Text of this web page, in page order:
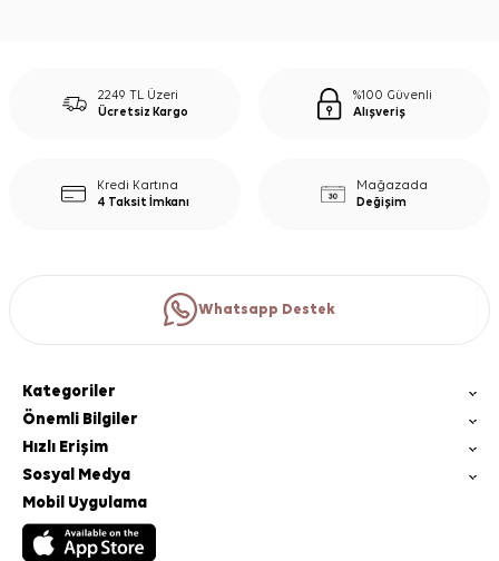
2249 TL Üzeri
Ücretsiz Kargo
%100 Güvenli
Alışveriş
Kredi Kartına
4 Taksit İmkanı
Mağazada
Değişim
Whatsapp Destek
Kategoriler
Önemli Bilgiler
Hızlı Erişim
Sosyal Medya
Mobil Uygulama